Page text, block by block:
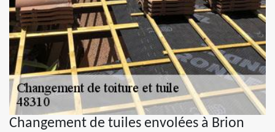
Changement de tuiles envolées à Brion